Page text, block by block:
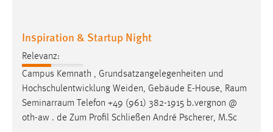
Inspiration & Startup Night
Relevanz:
Campus Kemnath , Grundsatzangelegenheiten und
Hochschulentwicklung Weiden, Gebäude E-House, Raum
Seminarraum Telefon +49 (961) 382-1915 b.vergnon @
oth-aw . de Zum Profil Schließen André Pscherer, M.Sc
Statistik Cookies erfassen Informationen anonym.
Diese Informationen helfen uns zu verstehen, wie
unsere Besucher unsere Website nutzen.
Matomo